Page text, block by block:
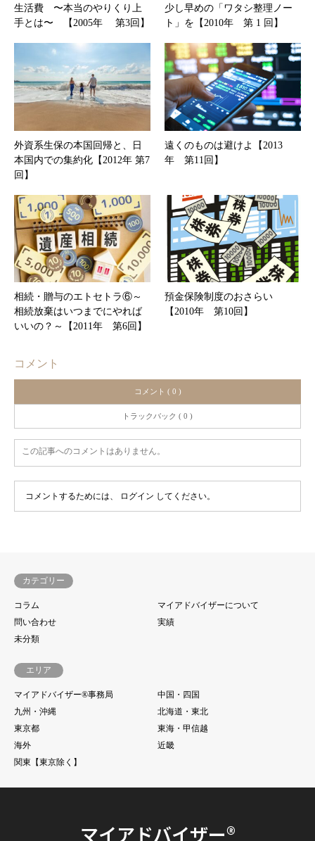
生活費 〜本当のやりくり上
手とは〜 【2005年 第3回】
少し早めの「ワタシ整理ノー
ト」を【2010年 第 1 回】
外資系生保の本国回帰と、日
本国内での集約化【2012年 第7
回】
遠くのものは避けよ【2013
年 第11回】
相続・贈与のエトセトラ⑥～
相続放棄はいつまでにやれば
いいの？～【2011年 第6回】
預金保険制度のおさらい
【2010年 第10回】
コメント
コメント ( 0 )
トラックバック ( 0 )
この記事へのコメントはありません。
コメントするためには、 ログイン してください。
カテゴリー
コラム
マイアドバイザーについて
問い合わせ
実績
未分類
エリア
マイアドバイザー®事務局
中国・四国
九州・沖縄
北海道・東北
東京都
東海・甲信越
海外
近畿
関東【東京除く】
マイアドバイザー®